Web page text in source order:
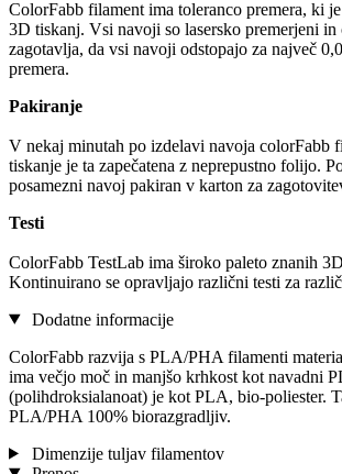
ColorFabb filament ima toleranco premera, ki
3D tiskanj. Vsi navoji so lasersko premerjeni in
zagotavlja, da vsi navoji odstopajo za največ
premera.
Pakiranje
V nekaj minutah po izdelavi navoja colorFabb
tiskanje je ta zapečatena z neprepustno folijo.
posamezni navoj pakiran v karton za
Testi
ColorFabb TestLab ima široko paleto znanih
Kontinuirano se opravljajo različni testi za
Dodatne informacije
ColorFabb razvija s PLA/PHA filamenti
ima večjo moč in manjšo krhkost kot navadni
(polihdroksialanoat) je kot PLA, bio-poliester.
PLA/PHA 100% biorazgradljiv.
Dimenzije tuljav filamentov